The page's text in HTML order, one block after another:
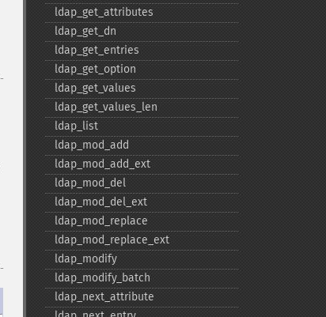
ldap_​get_​attributes
ldap_​get_​dn
ldap_​get_​entries
ldap_​get_​option
ldap_​get_​values
ldap_​get_​values_​len
ldap_​list
ldap_​mod_​add
ldap_​mod_​add_​ext
ldap_​mod_​del
ldap_​mod_​del_​ext
ldap_​mod_​replace
ldap_​mod_​replace_​ext
ldap_​modify
ldap_​modify_​batch
ldap_​next_​attribute